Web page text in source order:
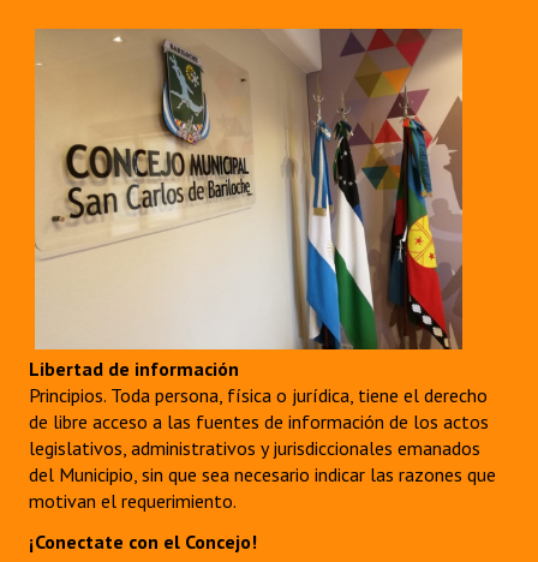
Libertad de información
Principios. Toda persona, física o jurídica, tiene el derecho
de libre acceso a las fuentes de información de los actos
legislativos, administrativos y jurisdiccionales emanados
del Municipio, sin que sea necesario indicar las razones que
motivan el requerimiento.
¡Conectate con el Concejo!